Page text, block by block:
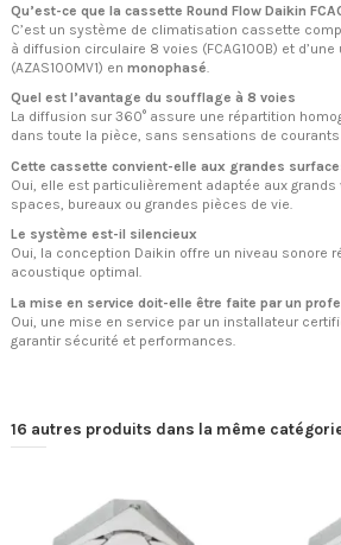
Qu’est-ce que la cassette Round Flow Daikin
C’est un système de climatisation cassette
à diffusion circulaire 8 voies (FCAG100B) et
(AZAS100MV1) en monophasé
Quel est l’avantage du soufflage à 8 voies
La diffusion sur 360° assure une répartition
dans toute la pièce, sans sensations de courants
Cette cassette convient-elle aux grandes
Oui, elle est particulièrement adaptée aux
spaces, bureaux ou grandes pièces de vie.
Le système est-il silencieux
Oui, la conception Daikin offre un niveau sonore
acoustique optimal.
La mise en service doit-elle être faite par un
Oui, une mise en service par un installateur
garantir sécurité et performances.
16 autres produits dans la même